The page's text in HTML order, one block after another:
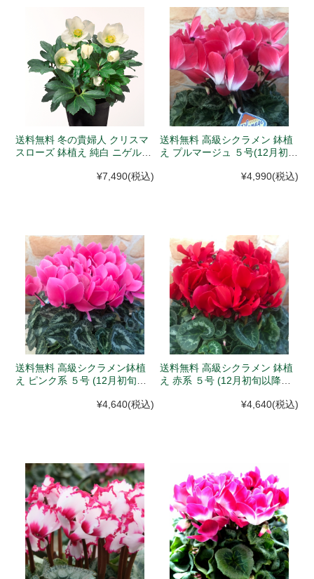
送料無料 冬の貴婦人 クリスマ
スローズ 鉢植え 純白 ニゲル
¥7,490(税込)
送料無料 高級シクラメン 鉢植
え プルマージュ ５号(12月初旬
¥4,990(税込)
送料無料 高級シクラメン鉢植
え ピンク系 ５号 (12月初旬以
¥4,640(税込)
送料無料 高級シクラメン 鉢植
え 赤系 ５号 (12月初旬以降入
¥4,640(税込)